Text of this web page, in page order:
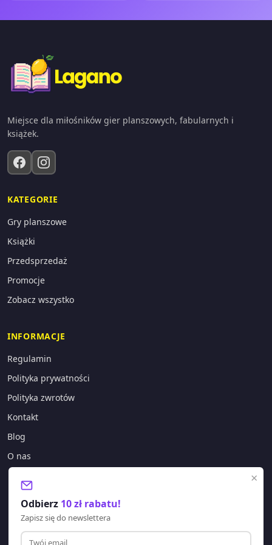
×
Odbierz 10 zł rabatu!
Zapisz się do newslettera
Miejsce dla miłośników gier planszowych, fabularnych i
książek.
KATEGORIE
Gry planszowe
Książki
Przedsprzedaż
Promocje
Zobacz wszystko
INFORMACJE
Regulamin
Polityka prywatności
Polityka zwrotów
Kontakt
Blog
O nas
KONTAKT
sklep@lagano.pl
+48 577 388 303